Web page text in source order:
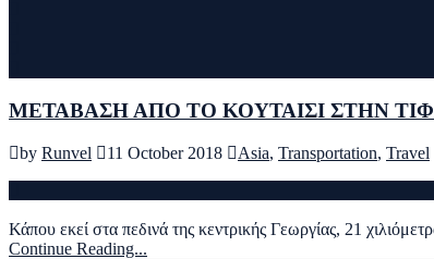
ΜΕΤΑΒΑΣΗ ΑΠΟ ΤΟ ΚΟΥΤΑΙΣΙ ΣΤΗΝ
by Runvel 11 October 2018 Asia, Transportation, Travel
Κάπου εκεί στα πεδινά της κεντρικής Γεωργίας, 21
Continue Reading...